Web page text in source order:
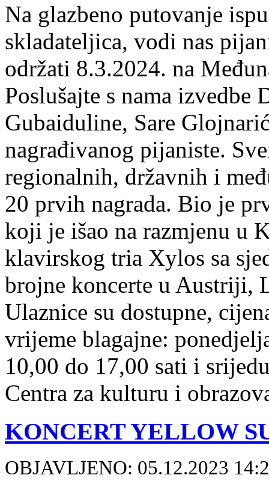
Na glazbeno putovanje
skladateljica, vodi nas
održati 8.3.2024. na
Poslušajte s nama izvedbe
Gubaiduline, Sare
nagrađivanog pijaniste.
regionalnih, državnih i
20 prvih nagrada. Bio je
koji je išao na razmjenu u
klavirskog tria Xylos sa
brojne koncerte u Austriji,
Ulaznice su dostupne,
vrijeme blagajne:
10,00 do 17,00 sati i
Centra za kulturu i
KONCERT YELLOW
OBJAVLJENO: 05.12.2023